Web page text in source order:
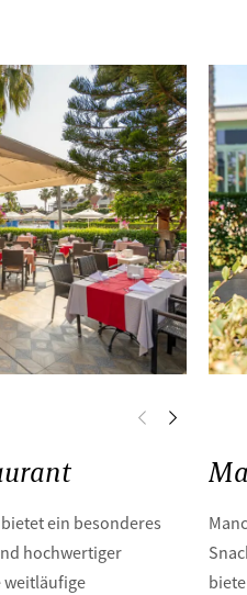
ein besonderes
hochwertiger
weitläufige